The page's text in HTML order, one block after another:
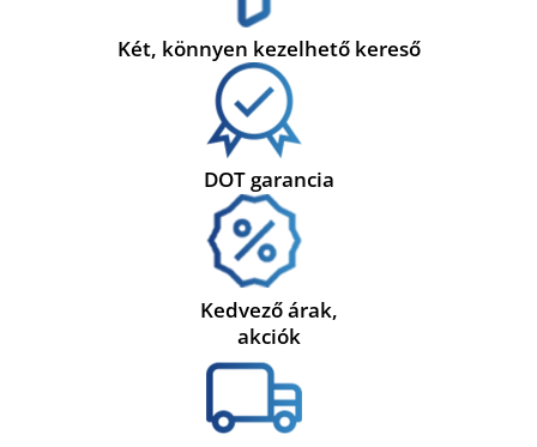
Két, könnyen kezelhető kereső
DOT garancia
Kedvező árak,
akciók